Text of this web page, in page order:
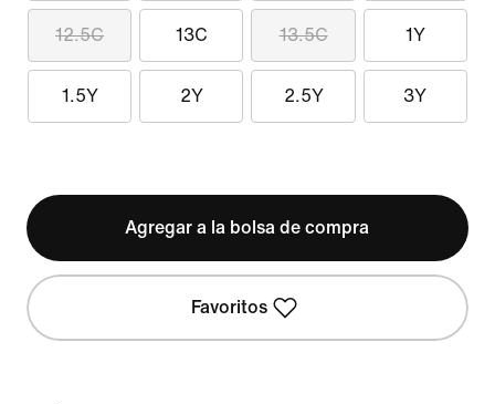
12.5C 13C 13.5C 1Y
1.5Y 2Y 2.5Y 3Y
Agregar a la bolsa de compra
Favoritos